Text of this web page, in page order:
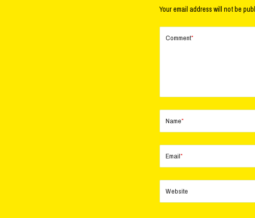
Your email address will not be
Comment*
Name*
Email*
Website